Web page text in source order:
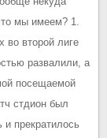
мы имеем? 1.
во второй лиге
развалили, а
посещаемой
стдион был
прекратилось